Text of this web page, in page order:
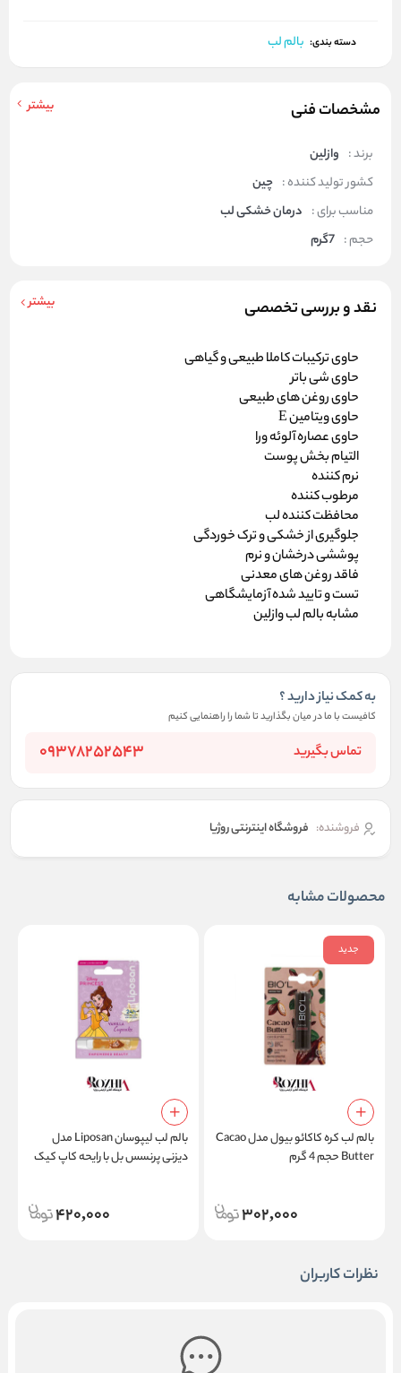
دسته بندی: بالم لب
مشخصات فنی بیشتر
برند : وازلین
کشور تولید کننده : چین
مناسب برای : درمان خشکی لب
حجم : 7گرم
نقد و بررسی تخصصی بیشتر
حاوی ترکیبات کاملا طبیعی و گیاهی
حاوی شی باتر
حاوی روغن های طبیعی
حاوی ویتامین E
حاوی عصاره آلوئه ورا
التیام بخش پوست
نرم کننده
مرطوب کننده
محافظت کننده لب
جلوگیری از خشکی و ترک خوردگی
پوششی درخشان و نرم
فاقد روغن های معدنی
تست و تایید شده آزمایشگاهی
مشابه بالم لب وازلین
به کمک نیاز دارید ؟
کافیست با ما در میان بگذارید تا شما را راهنمایی کنیم
تماس بگیرید 09378252543
فروشنده: فروشگاه اینترنتی روژیا
محصولات مشابه
جدید
بالم لب کره کاکائو بیول مدل Cacao
Butter حجم 4 گرم
302,000
بالم لب لیپوسان Liposan مدل
دیزنی پرنسس بل با رایحه کاپ کیک
420,000
نظرات کاربران